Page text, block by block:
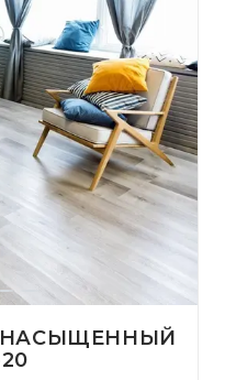
НАСЫЩЕННЫЙ